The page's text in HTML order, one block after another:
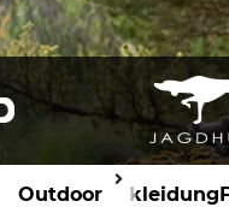
OutdoorBekleidung